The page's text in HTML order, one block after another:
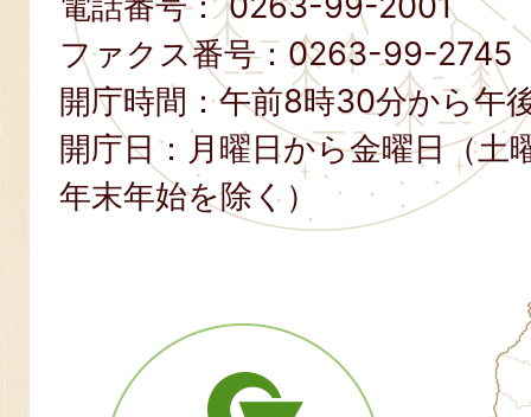
ファクス番号： 0263-99-2745
開庁時間：午前8時30分から午
開庁日：月曜日から金曜日（土
年末年始を除く）